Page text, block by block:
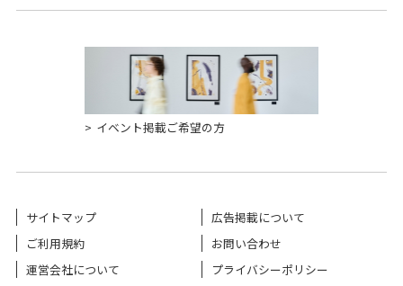
イベント掲載ご希望の方
サイトマップ
広告掲載について
ご利用規約
お問い合わせ
運営会社について
プライバシーポリシー